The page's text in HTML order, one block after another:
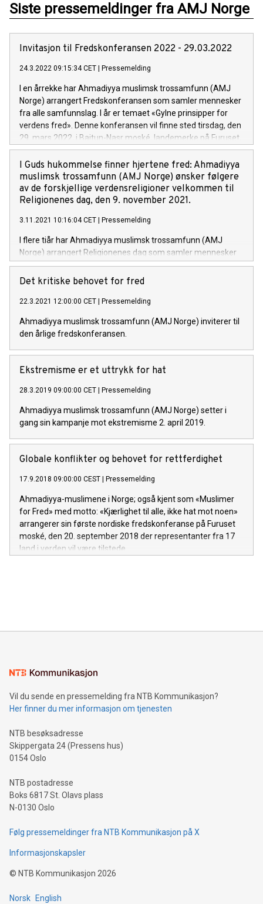
Siste pressemeldinger fra AMJ Norge
Invitasjon til Fredskonferansen 2022 - 29.03.2022
24.3.2022 09:15:34 CET Pressemelding
I en årrekke har Ahmadiyya muslimsk trossamfunn (AMJ
Norge) arrangert Fredskonferansen som samler mennesker
fra alle samfunnslag. I år er temaet «Gylne prinsipper for
verdens fred». Denne konferansen vil finne sted tirsdag, den
29. mars 2022, i Baitun-Nasr moské, landemerke på Furuset,
også kjent som Furuset moské.
I Guds hukommelse finner hjertene fred: Ahmadiyya
muslimsk trossamfunn (AMJ Norge) ønsker følgere
av de forskjellige verdensreligioner velkommen til
Religionenes dag, den 9. november 2021.
3.11.2021 10:16:04 CET Pressemelding
I flere tiår har Ahmadiyya muslimsk trossamfunn (AMJ
Norge) arrangert Religionenes dag som samler mennesker
tilhørende forskjellige verdensreligioner fra alle
samfunnslag. I år er temaet «I Guds hukommelse finner
Det kritiske behovet for fred
22.3.2021 12:00:00 CET Pressemelding
Ahmadiyya muslimsk trossamfunn (AMJ Norge) inviterer til
den årlige fredskonferansen.
Ekstremisme er et uttrykk for hat
28.3.2019 09:00:00 CET Pressemelding
Ahmadiyya muslimsk trossamfunn (AMJ Norge) setter i
gang sin kampanje mot ekstremisme 2. april 2019.
Globale konflikter og behovet for rettferdighet
17.9.2018 09:00:00 CEST Pressemelding
Ahmadiyya-muslimene i Norge; også kjent som «Muslimer
for Fred» med motto: «Kjærlighet til alle, ikke hat mot noen»
arrangerer sin første nordiske fredskonferanse på Furuset
moské, den 20. september 2018 der representanter fra 17
land i verden vil være tilstede.
Vil du sende en pressemelding fra NTB Kommunikasjon?
Her finner du mer informasjon om tjenesten
NTB besøksadresse
Skippergata 24 (Pressens hus)
0154 Oslo
NTB postadresse
Boks 6817 St. Olavs plass
N-0130 Oslo
Følg pressemeldinger fra NTB Kommunikasjon på X
Informasjonskapsler
© NTB Kommunikasjon 2026
Norsk English